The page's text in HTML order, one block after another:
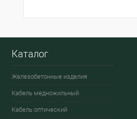
Каталог
Железобетонные изделия
Кабель медножильный
Кабель оптический